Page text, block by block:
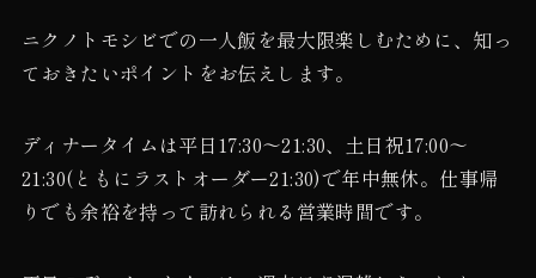
ニクノトモシビでの一人飯を最大限楽しむために、知っ
ておきたいポイントをお伝えします。
ディナータイムは平日17:30〜21:30、土日祝17:00〜
21:30(ともにラストオーダー21:30)で年中無休。仕事帰
りでも余裕を持って訪れられる営業時間です。